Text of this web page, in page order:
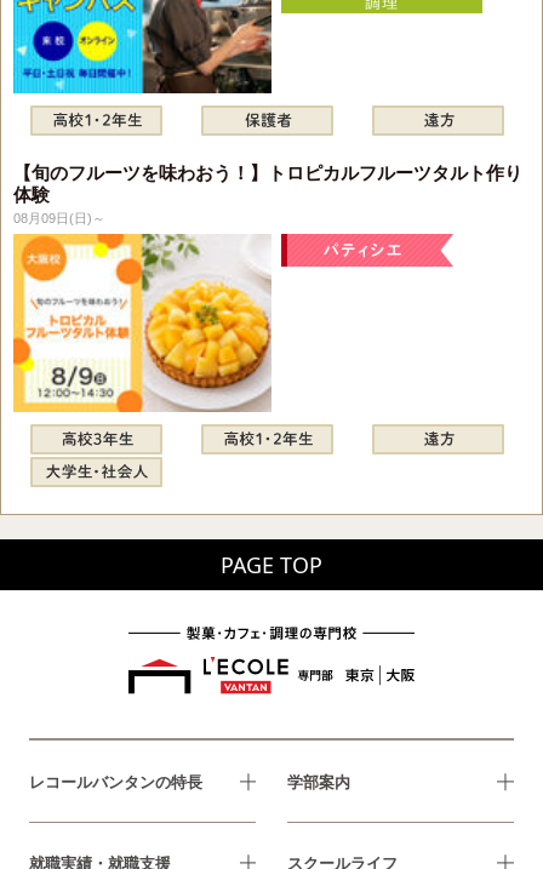
【旬のフルーツを味わおう！】トロピカルフルーツタルト作り
体験
08月09日(日)～
PAGE TOP
レコールバンタンの特長 学部案内
就職実績・就職支援 スクールライフ